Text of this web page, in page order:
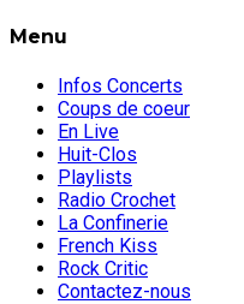
Menu
Infos Concerts
Coups de coeur
En Live
Huit-Clos
Playlists
Radio Crochet
La Confinerie
French Kiss
Rock Critic
Contactez-nous